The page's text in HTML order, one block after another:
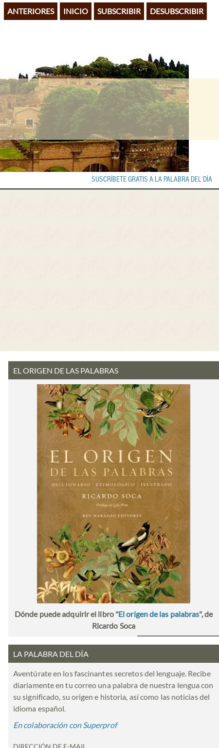
ANTERIORES INICIO SUBSCRIBIR DESUBSCRIBIR
SUSCRÍBETE GRATIS A LA PALABRA DEL DÍA
EL ORIGEN DE LAS PALABRAS
Dónde puede adquirir el libro "El origen de las palabras", de
Ricardo Soca
LA PALABRA DEL DÍA
Aventúrate en los fascinantes secretos del lenguaje. Recibe
diariamente en tu correo una palabra de nuestra lengua con
su significado, su origen e historia, así como las noticias del
idioma español.
En colaboración con Superprof
DIRECCIÓN DE E-MAIL